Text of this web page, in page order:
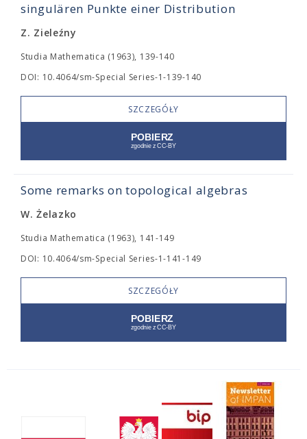
singulären Punkte einer Distribution
Z. Zieleźny
Studia Mathematica (1963), 139-140
DOI: 10.4064/sm-Special Series-1-139-140
SZCZEGÓŁY
Some remarks on topological algebras
W. Żelazko
Studia Mathematica (1963), 141-149
DOI: 10.4064/sm-Special Series-1-141-149
SZCZEGÓŁY